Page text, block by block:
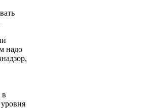
надо
в